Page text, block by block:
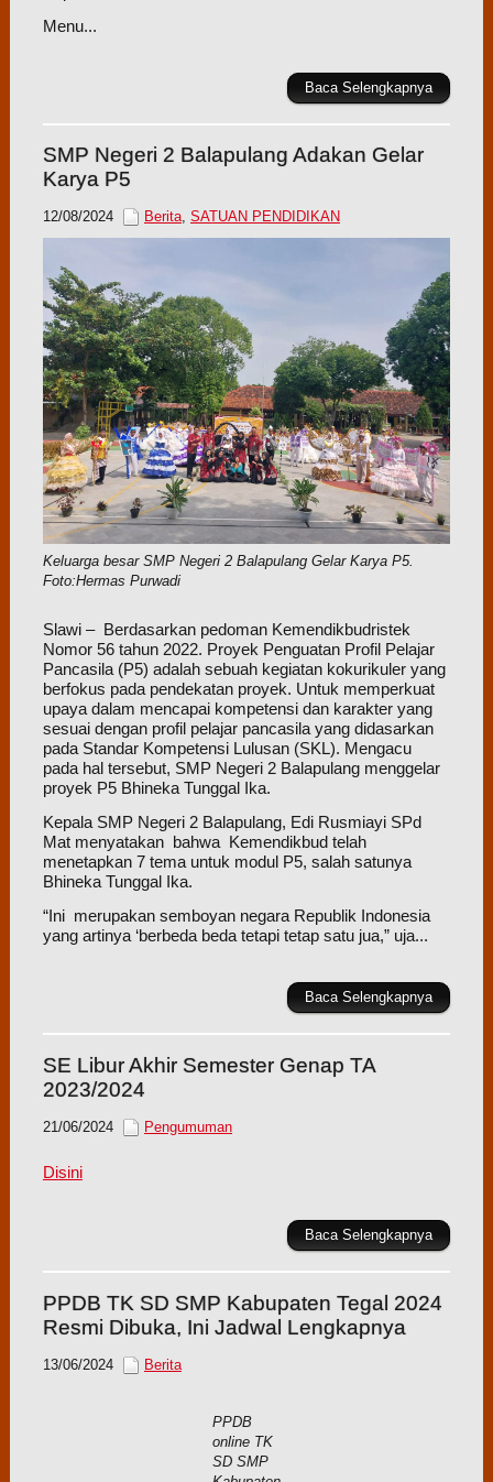
Menu...
Baca Selengkapnya
SMP Negeri 2 Balapulang Adakan Gelar
Karya P5
12/08/2024 Berita, SATUAN PENDIDIKAN
Keluarga besar SMP Negeri 2 Balapulang Gelar Karya P5.
Foto:Hermas Purwadi
Slawi – Berdasarkan pedoman Kemendikbudristek
Nomor 56 tahun 2022. Proyek Penguatan Profil Pelajar
Pancasila (P5) adalah sebuah kegiatan kokurikuler yang
berfokus pada pendekatan proyek. Untuk memperkuat
upaya dalam mencapai kompetensi dan karakter yang
sesuai dengan profil pelajar pancasila yang didasarkan
pada Standar Kompetensi Lulusan (SKL). Mengacu
pada hal tersebut, SMP Negeri 2 Balapulang menggelar
proyek P5 Bhineka Tunggal Ika.
Kepala SMP Negeri 2 Balapulang, Edi Rusmiayi SPd
Mat menyatakan bahwa Kemendikbud telah
menetapkan 7 tema untuk modul P5, salah satunya
Bhineka Tunggal Ika.
“Ini merupakan semboyan negara Republik Indonesia
yang artinya ‘berbeda beda tetapi tetap satu jua,” uja...
Baca Selengkapnya
SE Libur Akhir Semester Genap TA
2023/2024
21/06/2024 Pengumuman
Disini
Baca Selengkapnya
PPDB TK SD SMP Kabupaten Tegal 2024
Resmi Dibuka, Ini Jadwal Lengkapnya
13/06/2024 Berita
PPDB
online TK
SD SMP